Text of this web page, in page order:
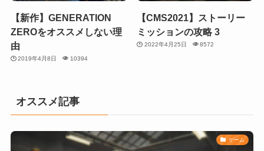
【新作】GENERATION
ZEROをオススメしない理
由
2019年4月8日 10394
【CMS2021】ストーリー
ミッションの攻略 3
2022年4月25日 8572
オススメ記事
ゲーム